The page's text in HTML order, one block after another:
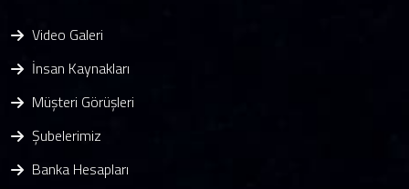
Video Galeri
İnsan Kaynakları
Müşteri Görüşleri
Şubelerimiz
Banka Hesapları